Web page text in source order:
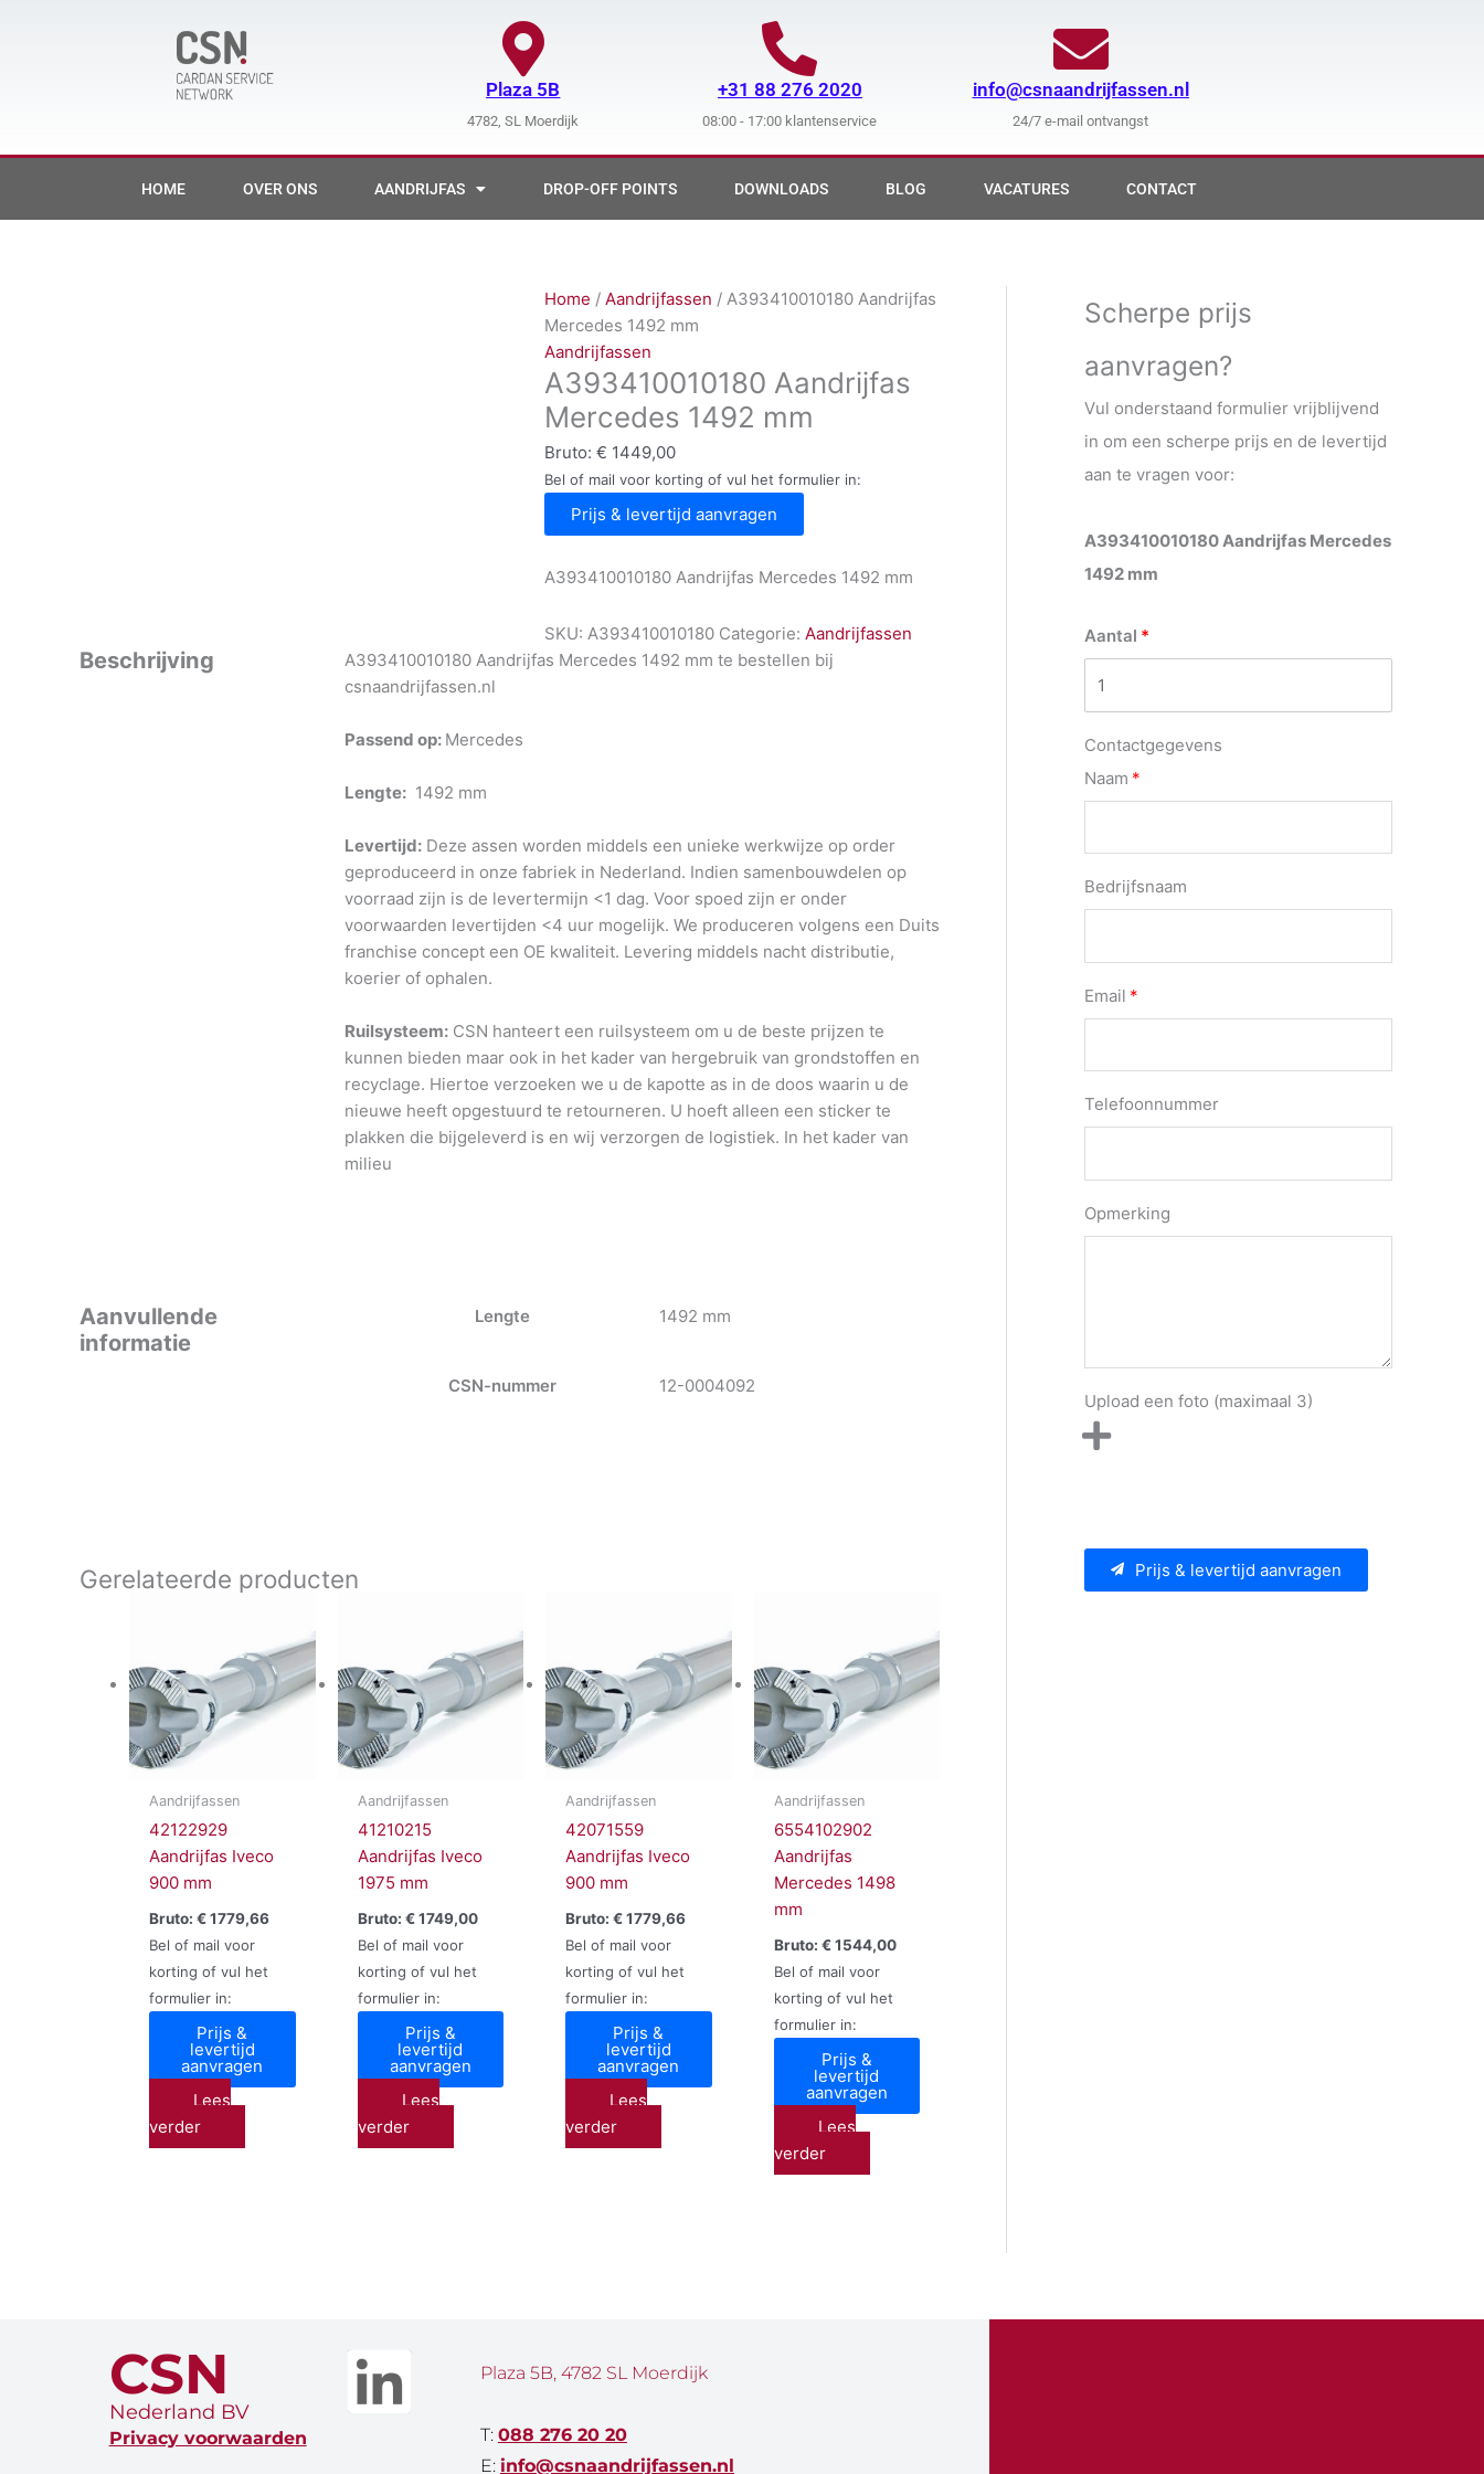
Plaza 5B
4782, SL Moerdijk
+31 88 276 2020
08:00 - 17:00 klantenservice
info@csnaandrijfassen.nl
24/7 e-mail ontvangst
HOME OVER ONS AANDRIJFAS DROP-OFF POINTS DOWNLOADS BLOG VACATURES CONTACT
Home / Aandrijfassen / A393410010180 Aandrijfas
Mercedes 1492 mm
Aandrijfassen
A393410010180 Aandrijfas
Mercedes 1492 mm
Bruto: € 1449,00
Bel of mail voor korting of vul het formulier in:
Prijs & levertijd aanvragen
A393410010180 Aandrijfas Mercedes 1492 mm
SKU: A393410010180 Categorie: Aandrijfassen
Beschrijving
A393410010180 Aandrijfas Mercedes 1492 mm te bestellen bij
csnaandrijfassen.nl
Passend op: Mercedes
Lengte: 1492 mm
Levertijd: Deze assen worden middels een unieke werkwijze op order
geproduceerd in onze fabriek in Nederland. Indien samenbouwdelen op
voorraad zijn is de levertermijn <1 dag. Voor spoed zijn er onder
voorwaarden levertijden <4 uur mogelijk. We produceren volgens een Duits
franchise concept een OE kwaliteit. Levering middels nacht distributie,
koerier of ophalen.
Ruilsysteem: CSN hanteert een ruilsysteem om u de beste prijzen te
kunnen bieden maar ook in het kader van hergebruik van grondstoffen en
recyclage. Hiertoe verzoeken we u de kapotte as in de doos waarin u de
nieuwe heeft opgestuurd te retourneren. U hoeft alleen een sticker te
plakken die bijgeleverd is en wij verzorgen de logistiek. In het kader van
milieu
Aanvullende
informatie
Lengte 1492 mm
CSN-nummer 12-0004092
Gerelateerde producten
Aandrijfassen
42122929
Aandrijfas Iveco
900 mm
Bruto: €1779,66
Bel of mail voor
korting of vul het
formulier in:
Prijs &
levertijd
aanvragen
Lees
verder
Aandrijfassen
41210215
Aandrijfas Iveco
1975 mm
Bruto: €1749,00
Bel of mail voor
korting of vul het
formulier in:
Prijs &
levertijd
aanvragen
Lees
verder
Aandrijfassen
42071559
Aandrijfas Iveco
900 mm
Bruto: €1779,66
Bel of mail voor
korting of vul het
formulier in:
Prijs &
levertijd
aanvragen
Lees
verder
Aandrijfassen
6554102902
Aandrijfas
Mercedes 1498
mm
Bruto: €1544,00
Bel of mail voor
korting of vul het
formulier in:
Prijs &
levertijd
aanvragen
Lees
verder
Scherpe prijs
aanvragen?
Vul onderstaand formulier vrijblijvend
in om een scherpe prijs en de levertijd
aan te vragen voor:
A393410010180 Aandrijfas Mercedes
1492 mm
Aantal
Contactgegevens
Naam
Bedrijfsnaam
Email
Telefoonnummer
Opmerking
Upload een foto (maximaal 3)
Prijs & levertijd aanvragen
CSN
Nederland BV
Privacy voorwaarden
Plaza 5B, 4782 SL Moerdijk
T: 088 276 20 20
E: info@csnaandrijfassen.nl